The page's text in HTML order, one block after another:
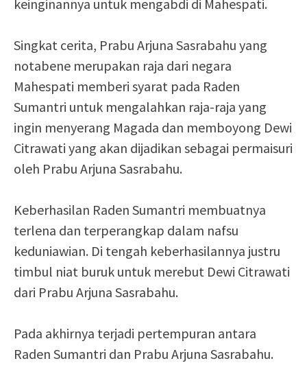
keinginannya untuk mengabdi di Mahespati.
Singkat cerita, Prabu Arjuna Sasrabahu yang
notabene merupakan raja dari negara
Mahespati memberi syarat pada Raden
Sumantri untuk mengalahkan raja-raja yang
ingin menyerang Magada dan memboyong Dewi
Citrawati yang akan dijadikan sebagai permaisuri
oleh Prabu Arjuna Sasrabahu.
Keberhasilan Raden Sumantri membuatnya
terlena dan terperangkap dalam nafsu
keduniawian. Di tengah keberhasilannya justru
timbul niat buruk untuk merebut Dewi Citrawati
dari Prabu Arjuna Sasrabahu.
Pada akhirnya terjadi pertempuran antara
Raden Sumantri dan Prabu Arjuna Sasrabahu.